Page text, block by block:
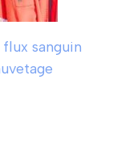
sanguin